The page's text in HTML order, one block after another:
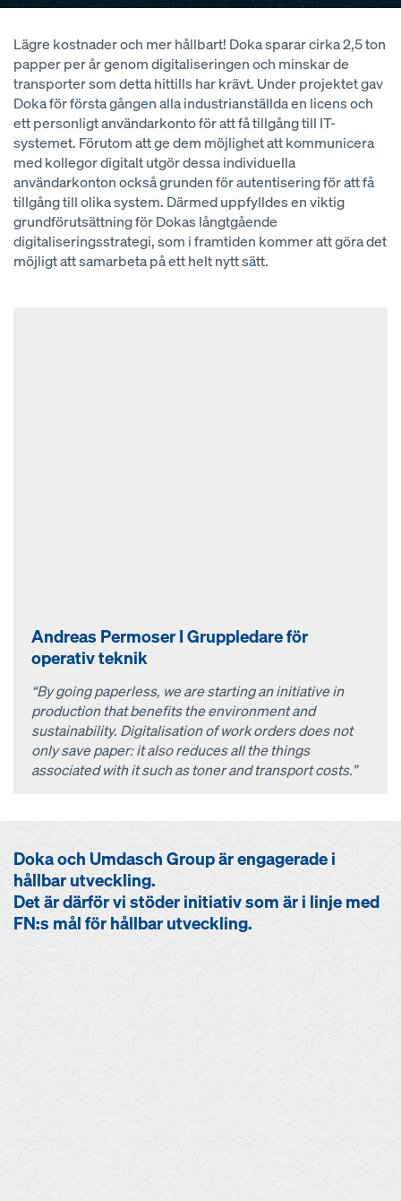
Lägre kostnader och mer hållbart! Doka sparar cirka 2,5 ton
papper per år genom digitaliseringen och minskar de
transporter som detta hittills har krävt. Under projektet gav
Doka för första gången alla industrianställda en licens och
ett personligt användarkonto för att få tillgång till IT-
systemet. Förutom att ge dem möjlighet att kommunicera
med kollegor digitalt utgör dessa individuella
användarkonton också grunden för autentisering för att få
tillgång till olika system. Därmed uppfylldes en viktig
grundförutsättning för Dokas långtgående
digitaliseringsstrategi, som i framtiden kommer att göra det
möjligt att samarbeta på ett helt nytt sätt.
Andreas Permoser I Gruppledare för
operativ teknik
“By going paperless, we are starting an initiative in
production that benefits the environment and
sustainability. Digitalisation of work orders does not
only save paper: it also reduces all the things
associated with it such as toner and transport costs.”
Doka och Umdasch Group är engagerade i
hållbar utveckling.
Det är därför vi stöder initiativ som är i linje med
FN:s mål för hållbar utveckling.